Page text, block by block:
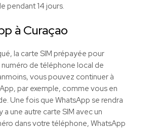
pendant 14 jours.
à Curaçao
la carte SIM prépayée pour
numéro de téléphone local de
vous pouvez continuer à
par exemple, comme vous en
Une fois que WhatsApp se rendra
a une autre carte SIM avec un
dans votre téléphone, WhatsApp